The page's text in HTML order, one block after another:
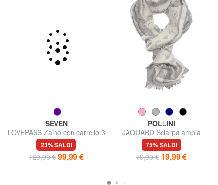
SEVEN
LOVEPASS Zaino con carrello 3
in 1
23% SALDI
129,90 € 99,99 €
POLLINI
JAQUARD Sciarpa ampia
75% SALDI
79,90 € 19,99 €